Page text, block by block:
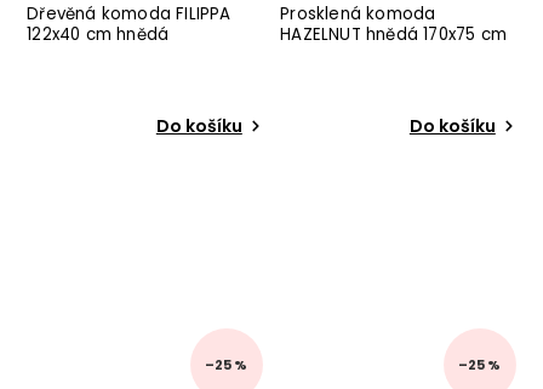
Dřevěná komoda FILIPPA
122x40 cm hnědá
Do košíku
Prosklená komoda
HAZELNUT hnědá 170x75 cm
Do košíku
–25 % –25 %